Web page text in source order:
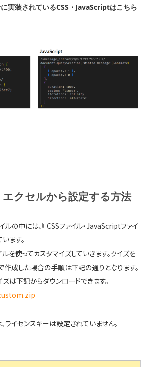
実装されているCSS・JavaScriptはこちら
クセルから設定する方法
の中には、『 CSSファイル・JavaScriptファイ
ます。
を使ってカスタマイズしていきます。クイズを
作成した場合の手順は下記の通りとなります。
は下記からダウンロードできます。
ライセンスキーは設定されていません。